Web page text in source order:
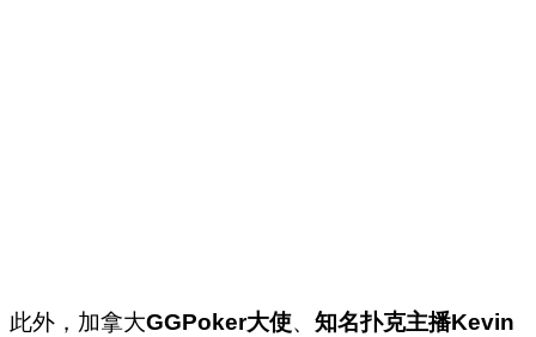
此外，加拿大GGPoker大使、 知名扑克主播Kevin